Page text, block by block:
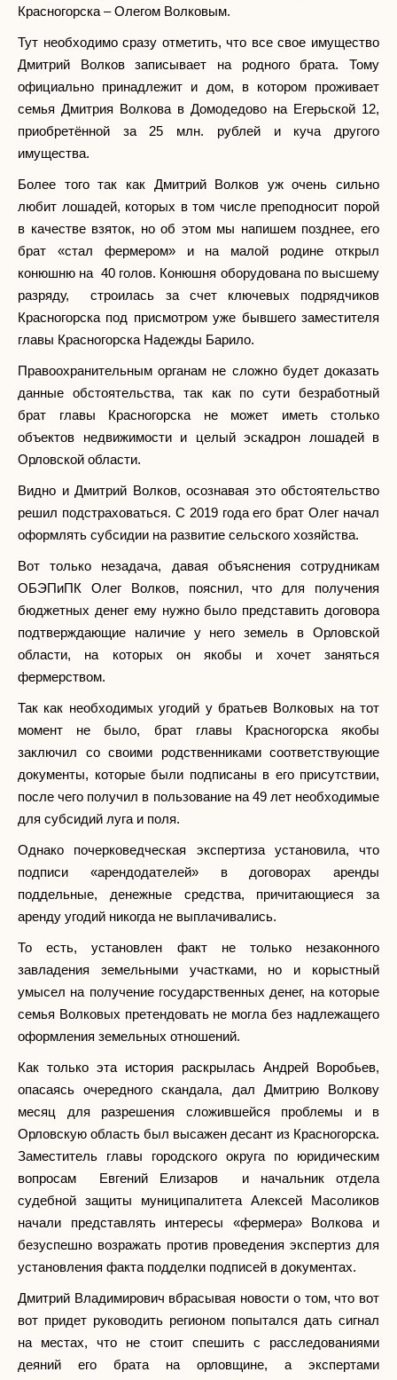
Красногорска – Олегом Волковым.
Тут необходимо сразу отметить, что все свое имущество
Дмитрий Волков записывает на родного брата. Тому
официально принадлежит и дом, в котором проживает
семья Дмитрия Волкова в Домодедово на Егерьской 12,
приобретённой за 25 млн. рублей и куча другого
имущества.
Более того так как Дмитрий Волков уж очень сильно
любит лошадей, которых в том числе преподносит порой
в качестве взяток, но об этом мы напишем позднее, его
брат «стал фермером» и на малой родине открыл
конюшню на 40 голов. Конюшня оборудована по высшему
разряду, строилась за счет ключевых подрядчиков
Красногорска под присмотром уже бывшего заместителя
главы Красногорска Надежды Барило.
Правоохранительным органам не сложно будет доказать
данные обстоятельства, так как по сути безработный
брат главы Красногорска не может иметь столько
объектов недвижимости и целый эскадрон лошадей в
Орловской области.
Видно и Дмитрий Волков, осознавая это обстоятельство
решил подстраховаться. С 2019 года его брат Олег начал
оформлять субсидии на развитие сельского хозяйства.
Вот только незадача, давая объяснения сотрудникам
ОБЭПиПК Олег Волков, пояснил, что для получения
бюджетных денег ему нужно было представить договора
подтверждающие наличие у него земель в Орловской
области, на которых он якобы и хочет заняться
фермерством.
Так как необходимых угодий у братьев Волковых на тот
момент не было, брат главы Красногорска якобы
заключил со своими родственниками соответствующие
документы, которые были подписаны в его присутствии,
после чего получил в пользование на 49 лет необходимые
для субсидий луга и поля.
Однако почерковедческая экспертиза установила, что
подписи «арендодателей» в договорах аренды
поддельные, денежные средства, причитающиеся за
аренду угодий никогда не выплачивались.
То есть, установлен факт не только незаконного
завладения земельными участками, но и корыстный
умысел на получение государственных денег, на которые
семья Волковых претендовать не могла без надлежащего
оформления земельных отношений.
Как только эта история раскрылась Андрей Воробьев,
опасаясь очередного скандала, дал Дмитрию Волкову
месяц для разрешения сложившейся проблемы и в
Орловскую область был высажен десант из Красногорска.
Заместитель главы городского округа по юридическим
вопросам Евгений Елизаров и начальник отдела
судебной защиты муниципалитета Алексей Масоликов
начали представлять интересы «фермера» Волкова и
безуспешно возражать против проведения экспертиз для
установления факта подделки подписей в документах.
Дмитрий Владимирович вбрасывая новости о том, что вот
вот придет руководить регионом попытался дать сигнал
на местах, что не стоит спешить с расследованиями
деяний его брата на орловщине, а экспертами